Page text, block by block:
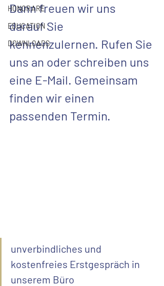
HONORARE
EDUCATION
DOWNLOADS
Dann freuen wir uns
darauf Sie
kennenzulernen. Rufen Sie
uns an oder schreiben uns
eine E-Mail. Gemeinsam
finden wir einen
passenden Termin.
unverbindliches und
kostenfreies Erstgespräch in
unserem Büro